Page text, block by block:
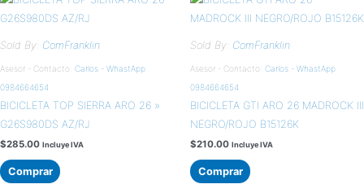
Sold By: ComFranklin
Asesor - Contacto: Carlos - WhastApp
0984664654
BICICLETA TOP SIERRA ARO 26 »
G26S980DS AZ/RJ
$285.00 Incluye IVA
Comprar
Sold By: ComFranklin
Asesor - Contacto: Carlos - WhastApp
0984664654
BICICLETA GTI ARO 26 MADROCK III
NEGRO/ROJO B15126K
$210.00 Incluye IVA
Comprar